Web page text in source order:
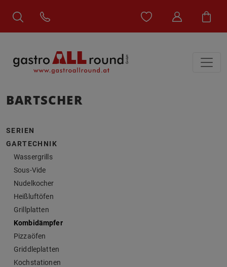
BARTSCHER
SERIEN
GARTECHNIK
Wassergrills
Sous-Vide
Nudelkocher
Heißluftöfen
Grillplatten
Kombidämpfer
Pizzaöfen
Griddleplatten
Kochstationen